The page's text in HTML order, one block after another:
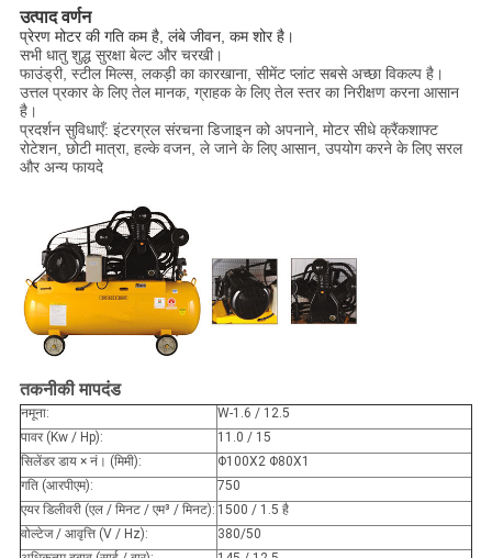
PRIVACY
POLICY
उत्पाद वर्णन
प्रेरण मोटर की गति कम है, लंबे जीवन, कम शोर है।
सभी धातु शुद्ध सुरक्षा बेल्ट और चरखी।
फाउंड्री, स्टील मिल्स, लकड़ी का कारखाना, सीमेंट प्लांट सबसे अच्छा विकल्प है।
उत्तल प्रकार के लिए तेल मानक, ग्राहक के लिए तेल स्तर का निरीक्षण करना आसान
है।
प्रदर्शन सुविधाएँ: इंटरग्रल संरचना डिजाइन को अपनाने, मोटर सीधे क्रैंकशाफ्ट
रोटेशन, छोटी मात्रा, हल्के वजन, ले जाने के लिए आसान, उपयोग करने के लिए सरल
और अन्य फायदे
तकनीकी मापदंड
नमूना:
W-1.6 / 12.5
पावर (Kw / Hp):
11.0 / 15
सिलेंडर डाय × नं। (मिमी):
Φ100X2 Φ80X1
गति (आरपीएम):
750
एयर डिलीवरी (एल / मिनट / एम³ / मिनट): 1500 / 1.5 है
वोल्टेज / आवृत्ति (V / Hz):
380/50